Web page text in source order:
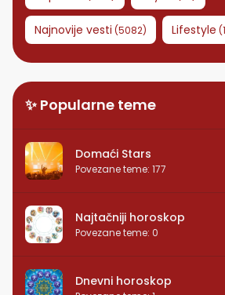
Najnovije vesti (5082) Lifestyle (
✨ Popularne teme
Domaći Stars
Povezane teme: 177
Najtačniji horoskop
Povezane teme: 0
Dnevni horoskop